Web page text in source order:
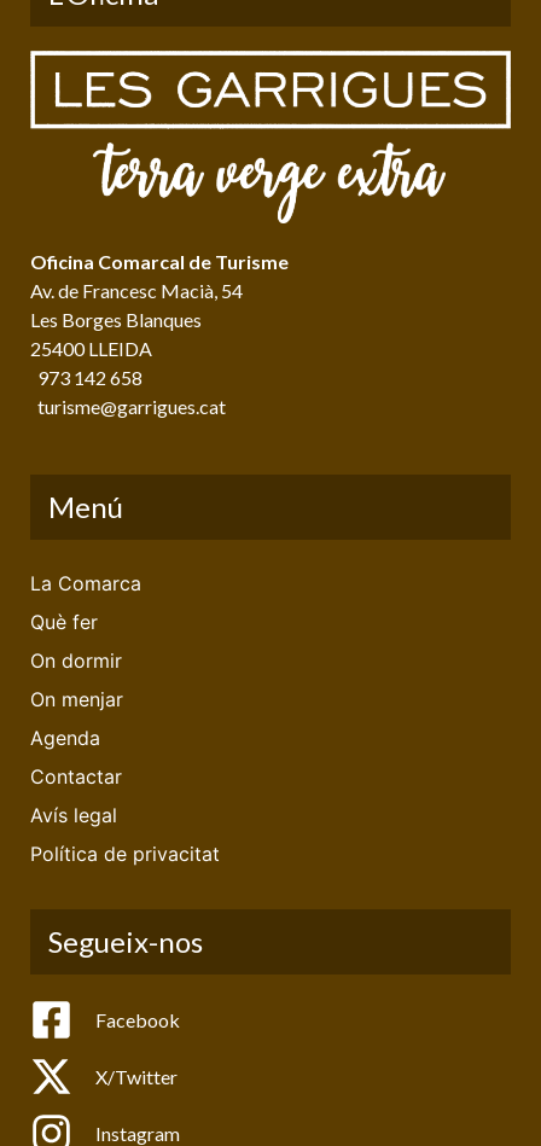
Oficina Comarcal de Turisme
Av. de Francesc Macià, 54
Les Borges Blanques
25400 LLEIDA
973 142 658
turisme@garrigues.cat
Menú
La Comarca
Què fer
On dormir
On menjar
Agenda
Contactar
Avís legal
Política de privacitat
Segueix-nos
Facebook
X/Twitter
Instagram